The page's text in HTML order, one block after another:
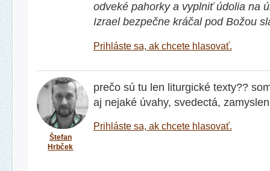
odveké pahorky a vyplniť údolia na
Izrael bezpečne kráčal pod Božou
Prihláste sa, ak chcete hlasovať.
Štefan
Hrbček
prečo sú tu len liturgické texty??
aj nejaké úvahy, svedectá,
Prihláste sa, ak chcete hlasovať.